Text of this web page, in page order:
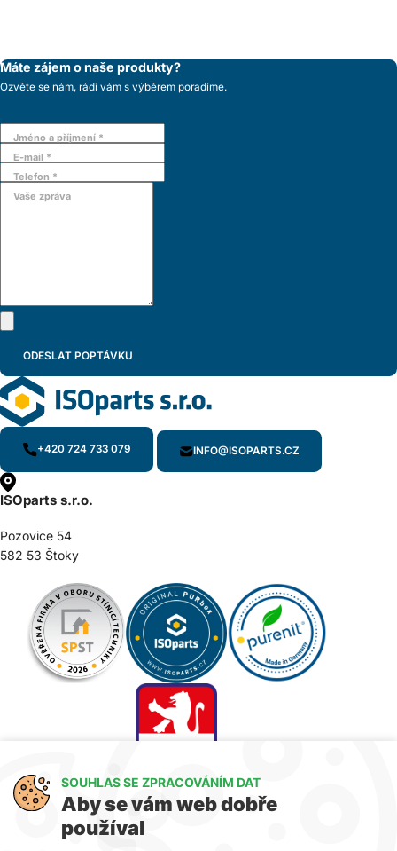
Máte zájem o naše produkty?
Ozvěte se nám, rádi vám s výběrem poradíme.
Jméno a příjmení *
E-mail *
Telefon *
Vaše zpráva
+420 724 733 079 INFO@ISOPARTS.CZ
ISOparts s.r.o.
Pozovice 54
582 53 Štoky
Jsme členem
SOUHLAS SE ZPRACOVÁNÍM DAT
Aby se vám web dobře
používal